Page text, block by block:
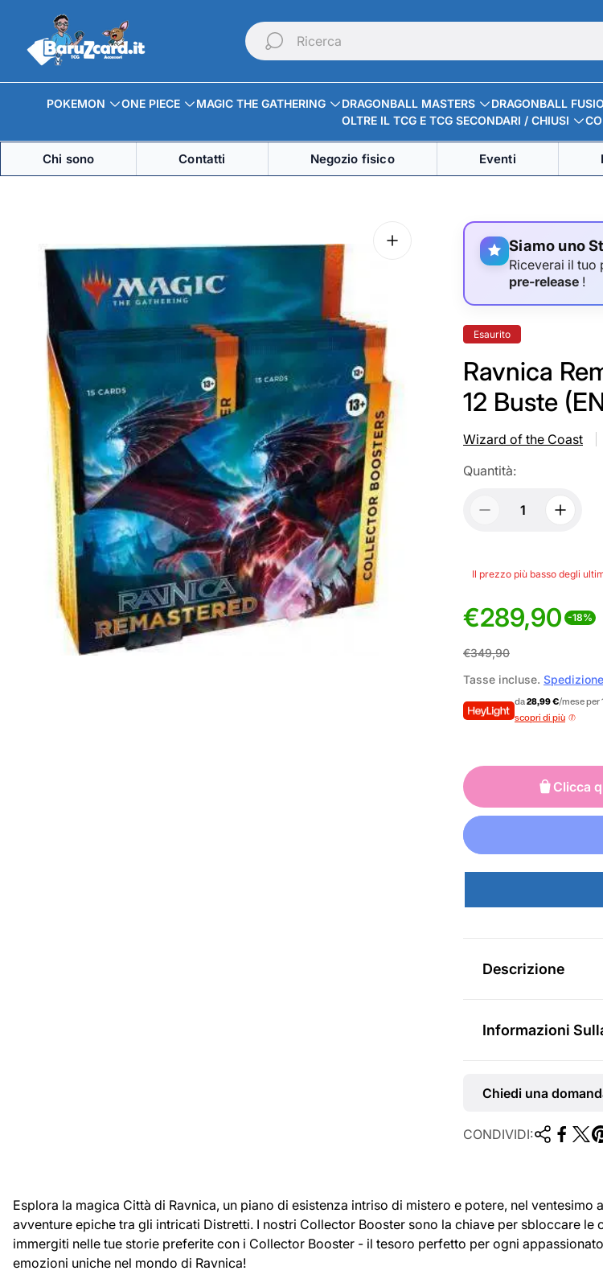
Logo
negozio"
Ricerca
POKEMON ONE PIECE MAGIC THE GATHERING DRAGONBALL MASTERS DRAGONBALL
OLTRE IL TCG E TCG SECONDARI / CHIUSI
Chi sono Contatti Negozio fisico Eventi
Siamo uno
Riceverai il tuo
pre-release !
Etichetta
del
Esaurito
Ravnica
12 Buste
Wizard of the Coast
Quantità:
Il prezzo più basso degli
P
r
e
z
o
d
€289,90 -18%
P
r
e
z
o
n
o
€349,90
Tasse incluse. Spedizione
da28,99 €/mese per
scopri di più
Clicca
Descrizione
Informazioni
Chiedi una
CONDIVIDI:
Esplora la magica Città di Ravnica, un piano di esistenza intriso di mistero e potere, nel
avventure epiche tra gli intricati Distretti. I nostri Collector Booster sono la chiave per sbloccare
immergiti nelle tue storie preferite con i Collector Booster - il tesoro perfetto per ogni
emozioni uniche nel mondo di Ravnica!